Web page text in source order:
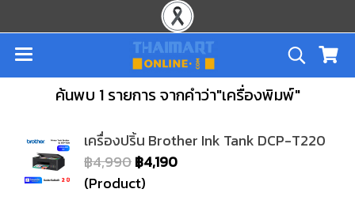
ค้นพบ 1 รายการ จากคำว่า"เครื่องพิมพ์"
เครื่องปริ้น Brother Ink Tank DCP-T220
฿4,990฿4,190
(Product)